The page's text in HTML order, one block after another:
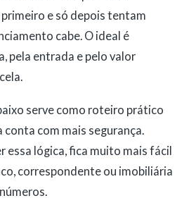
e só depois tentam
cabe. O ideal é
pela entrada e pelo valor
serve como roteiro prático
conta com mais segurança.
essa lógica, fica muito mais fácil
correspondente ou imobiliária